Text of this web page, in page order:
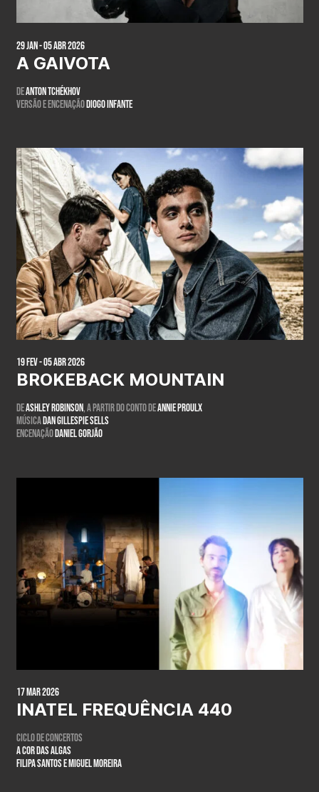
29 Jan - 05 Abr 2026
A GAIVOTA
DeAnton Tchékhov
Versão e encenaçãoDiogo Infante
19 Fev - 05 Abr 2026
BROKEBACK MOUNTAIN
DeAshley Robinson, a partir do conto deAnnie Proulx
MúsicaDan Gillespie Sells
EncenaçãoDaniel Gorjão
17 Mar 2026
INATEL FREQUÊNCIA 440
Ciclo de concertos
A COR DAS ALGAS
Filipa Santos e Miguel Moreira